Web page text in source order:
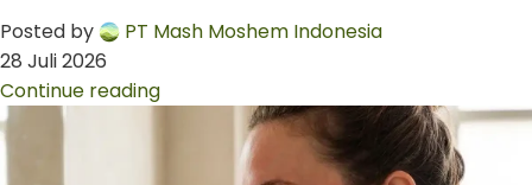
Posted by
PT Mash Moshem Indonesia
28 Juli 2026
Continue reading